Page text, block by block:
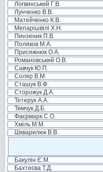
Логвинський Г.В.
Лунченко В.В.
Матейченко К.В.
Мепарішвілі Х.Н.
Пинзеник П.В.
Поляков М.А.
Присяжнюк О.А.
Романовський О.В.
Савчук Ю.П.
Соляр В.М.
Сташук В.Ф.
Сторожук Д.А.
Тетерук А.А.
Тимчук Д.Б.
Фаєрмарк С.О.
Хміль М.М.
Шкварилюк В.В.
Бакулін Є.М.
Бахтеєва Т.Д.